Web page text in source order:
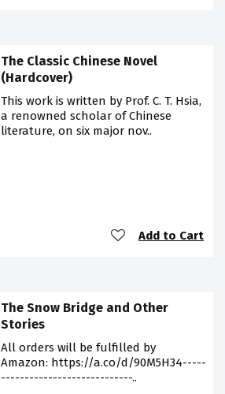
The Classic Chinese Novel
(Hardcover)
This work is written by Prof. C. T. Hsia,
a renowned scholar of Chinese
literature, on six major nov..
Add to Cart
The Snow Bridge and Other
Stories
All orders will be fulfilled by
Amazon: https://a.co/d/90M5H34-----
----------------------------..